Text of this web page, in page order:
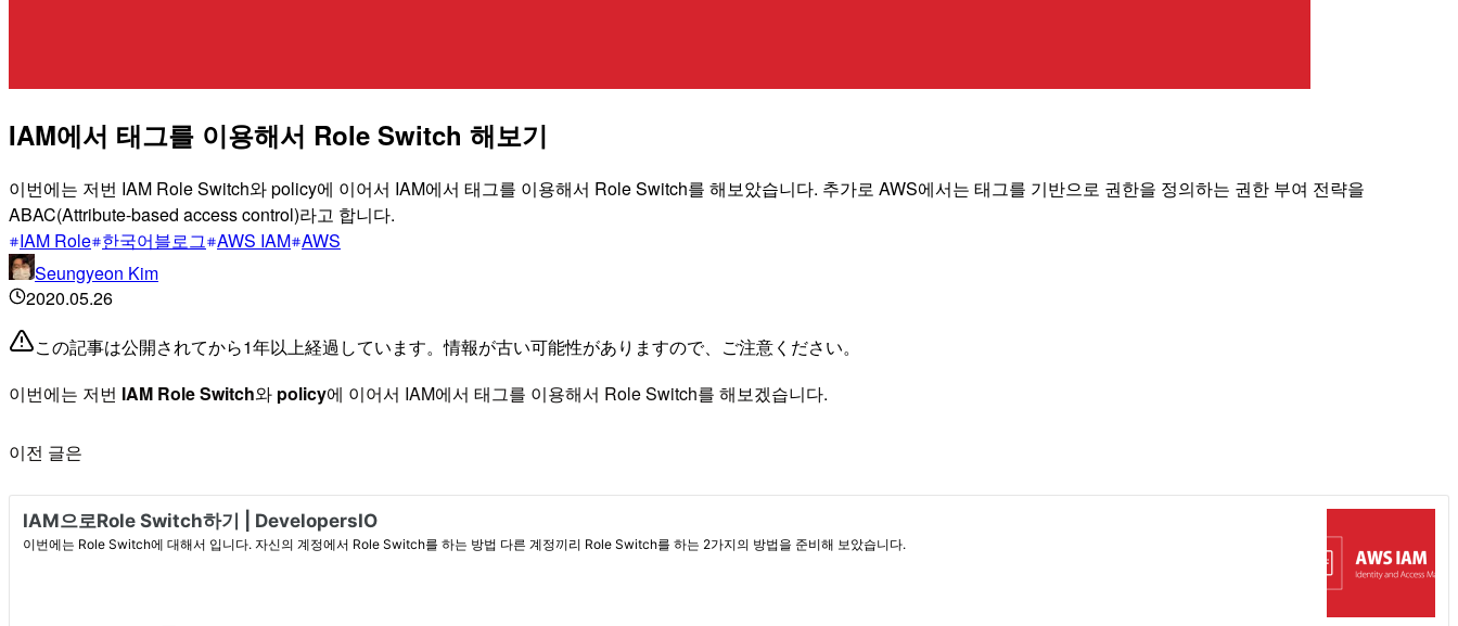
IAM에서 태그를 이용해서 Role Switch 해보기
이번에는 저번 IAM Role Switch와 policy에 이어서 IAM에서 태그를 이용해서 Role Switch를 해보았습니다. 추가로 AWS에서는 태그를 기반으로 권한을 정의하는 권한 부여 전략을
ABAC(Attribute-based access control)라고 합니다.
IAM Role 한국어블로그 AWS IAM AWS
Seungyeon Kim
2020.05.26
この記事は公開されてから1年以上経過しています。情報が古い可能性がありますので、ご注意ください。
이번에는 저번 IAM Role Switch와 policy에 이어서 IAM에서 태그를 이용해서 Role Switch를 해보겠습니다.
이전 글은